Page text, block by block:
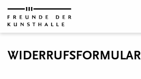
WIDERRUFSFORMULAR